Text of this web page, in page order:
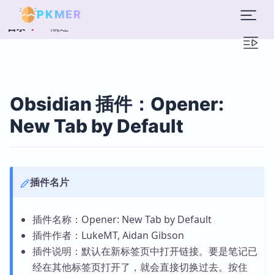
PKMER
目录 概述
Obsidian 插件：Opener:
New Tab by Default
插件名片
插件名称：Opener: New Tab by Default
插件作者：LukeMT, Aidan Gibson
插件说明：默认在新标签页中打开链接。要是笔记已
经在其他标签页打开了，就会直接切换过去。按住